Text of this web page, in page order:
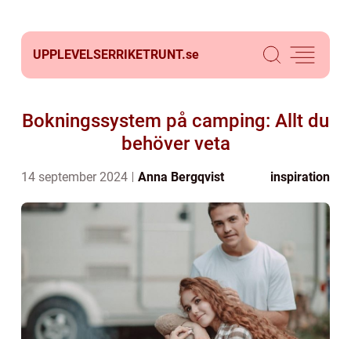
UPPLEVELSERRIKETRUNT.se
Bokningssystem på camping: Allt du
behöver veta
14 september 2024 Anna Bergqvist inspiration